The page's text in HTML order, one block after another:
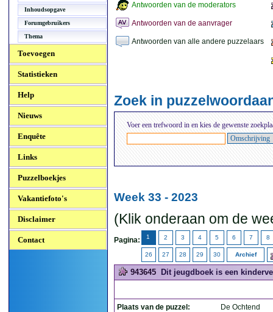
Inhoudsopgave
Forumgebruikers
Thema
Toevoegen
Statistieken
Help
Nieuws
Enquête
Links
Puzzelboekjes
Vakantiefoto's
Disclaimer
Contact
Antwoorden van de moderators
Antwoorden van de aanvrager
Antwoorden van alle andere puzzelaars
Zoek in
Voer een trefwoord in en kies de gewenste
Week 33 - 2023
(Klik onderaan om de
Pagina: 1 2 3 4 5 6 7 8
26 27 28 29 30 Archief
943645 Dit jeugdboek is een
Plaats van de puzzel:
De Ochtend